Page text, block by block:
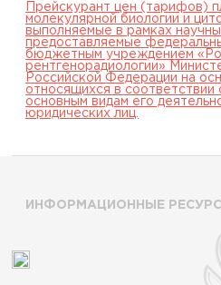
Прейскурант цен (тарифов)
молекулярной биологии и
выполняемые в рамках
предоставляемые
бюджетным учреждением
рентгенорадиологии»
Российской Федерации на
относящихся в соответствии
основным видам его
юридических лиц.
ИНФОРМАЦИОННЫЕ